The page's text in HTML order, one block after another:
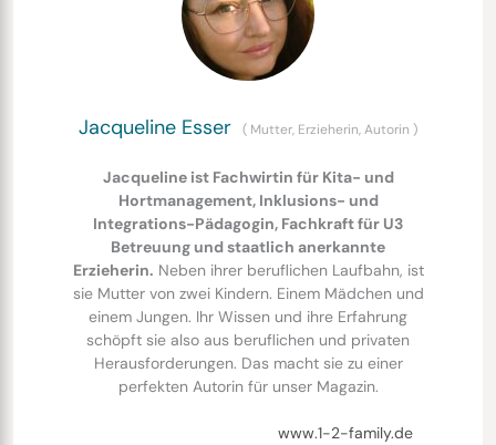
Jacqueline Esser ( Mutter, Erzieherin, Autorin )
Jacqueline ist Fachwirtin für Kita- und
Hortmanagement, Inklusions- und
Integrations-Pädagogin, Fachkraft für U3
Betreuung und staatlich anerkannte
Erzieherin. Neben ihrer beruflichen Laufbahn, ist
sie Mutter von zwei Kindern. Einem Mädchen und
einem Jungen. Ihr Wissen und ihre Erfahrung
schöpft sie also aus beruflichen und privaten
Herausforderungen. Das macht sie zu einer
perfekten Autorin für unser Magazin.
www.1-2-family.de